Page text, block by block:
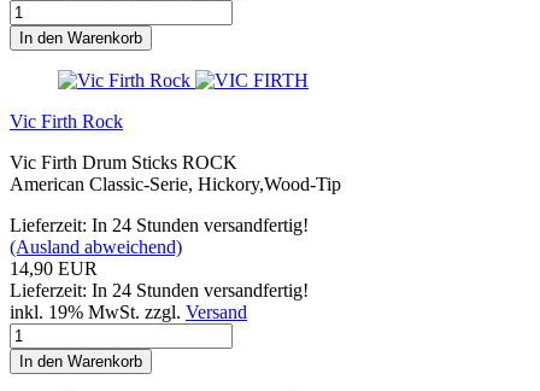
In den Warenkorb
Vic Firth Rock
Vic Firth Drum Sticks ROCK
American Classic-Serie, Hickory,Wood-Tip
Lieferzeit: In 24 Stunden versandfertig!
(Ausland abweichend)
14,90 EUR
Lieferzeit: In 24 Stunden versandfertig!
inkl. 19% MwSt. zzgl. Versand
In den Warenkorb